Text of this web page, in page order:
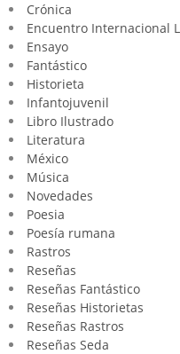
Crónica
Encuentro Internacional
Ensayo
Fantástico
Historieta
Infantojuvenil
Libro Ilustrado
Literatura
México
Música
Novedades
Poesia
Poesía rumana
Rastros
Reseñas
Reseñas Fantástico
Reseñas Historietas
Reseñas Rastros
Reseñas Seda